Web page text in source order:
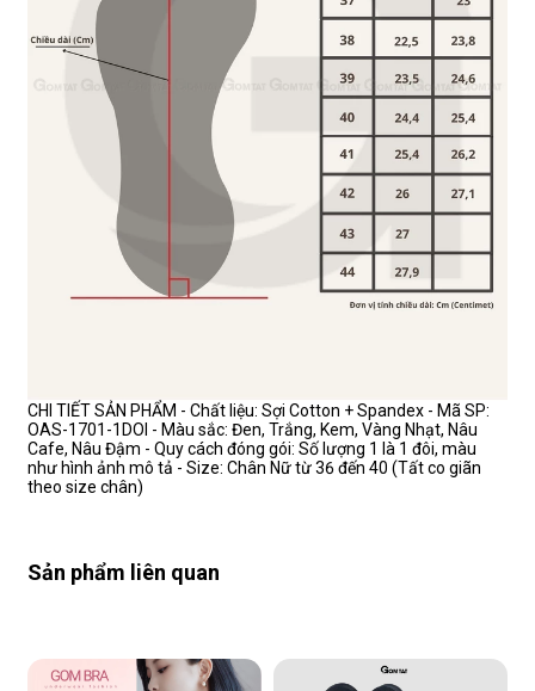
CHI TIẾT SẢN PHẨM - Chất liệu: Sợi Cotton + Spandex - Mã SP:
OAS-1701-1DOI - Màu sắc: Đen, Trắng, Kem, Vàng Nhạt, Nâu
Cafe, Nâu Đậm - Quy cách đóng gói: Số lượng 1 là 1 đôi, màu
như hình ảnh mô tả - Size: Chân Nữ từ 36 đến 40 (Tất co giãn
theo size chân)
Sản phẩm liên quan